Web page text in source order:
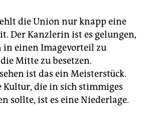
die Union nur knapp eine
Der Kanzlerin ist es gelungen,
in einen Imagevorteil zu
Mitte zu besetzen.
ist das ein Meisterstück.
Kultur, die in sich stimmiges
sollte, ist es eine Niederlage.